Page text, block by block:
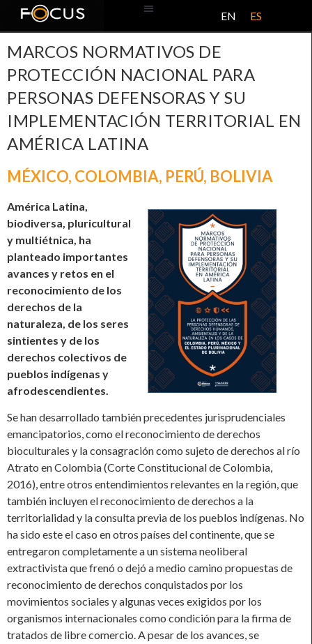
EN ES
MARCOS NORMATIVOS DE
PROTECCIÓN NACIONAL PARA
PERSONAS DEFENSORAS Y SU
IMPLEMENTACIÓN TERRITORIAL EN
AMÉRICA LATINA
MÉXICO, COLOMBIA, PERÚ, BOLIVIA
América Latina,
biodiversa, pluricultural
y multiétnica, ha
planteado importantes
avances y retos en el
reconocimiento de los
derechos de la
naturaleza, de los seres
sintientes y de los
derechos colectivos de
pueblos indígenas y
afrodescendientes.
Se han desarrollado también precedentes jurisprudenciales
emancipatorios, como el reconocimiento de derechos
bioculturales y la consagración como sujeto de derechos al río
Atrato en Colombia (Corte Constitucional de Colombia,
2016), entre otros entendimientos relevantes en la región, que
también incluyen el reconocimiento de derechos a la
territorialidad y la consulta previa de los pueblos indígenas. No
ha sido este el caso en otros países del continente, que se
entregaron completamente a un sistema neoliberal
extractivista que frenó o dejó a medio camino propuestas de
reconocimiento de derechos conquistados por los
movimientos sociales y algunas veces exigidos por los
organismos internacionales como condición para la firma de
tratados de libre comercio. A pesar de los avances, se